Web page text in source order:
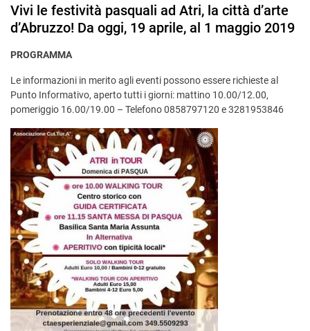
Vivi le festività pasquali ad Atri, la città d’arte
d’Abruzzo! Da oggi, 19 aprile, al 1 maggio 2019
PROGRAMMA
Le informazioni in merito agli eventi possono essere richieste al
Punto Informativo, aperto tutti i giorni: mattino 10.00/12.00,
pomeriggio 16.00/19.00 – Telefono 0858797120 e 3281953846